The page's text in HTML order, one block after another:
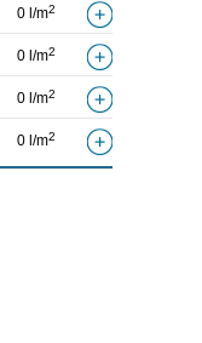
0 l/m2
0 l/m2
0 l/m2
0 l/m2